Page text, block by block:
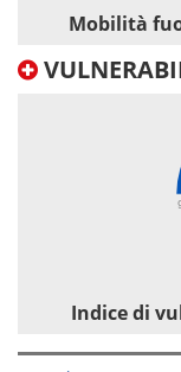
Mobilità
Indice di